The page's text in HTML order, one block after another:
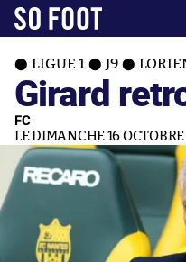
LIGUE 1 J9
Girard
FC
LE DIMANCHE 16 OCTOBRE